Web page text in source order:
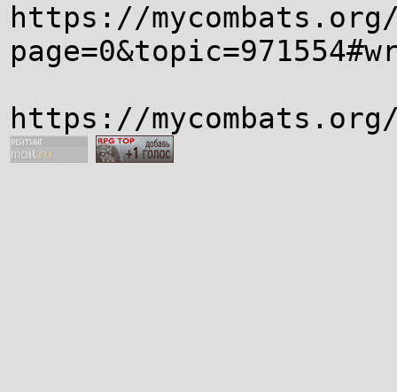
https://
https://